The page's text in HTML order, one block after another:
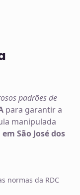
padrões de
para garantir a
manipulada
São José dos
normas da RDC